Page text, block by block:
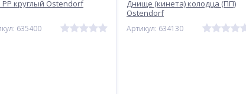
круглый Ostendorf
635400
Днище (кинета) колодца (ПП)
Ostendorf
Артикул: 634130